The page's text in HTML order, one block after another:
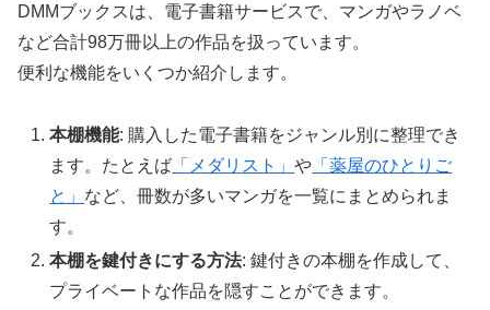
DMMブックスは、電子書籍サービスで、マンガやラノベ
など合計98万冊以上の作品を扱っています。
便利な機能をいくつか紹介します。
本棚機能: 購入した電子書籍をジャンル別に整理でき
ます。たとえば 「メダリスト」や 「薬屋のひとりご
と」 など、冊数が多いマンガを一覧にまとめられま
す。
本棚を鍵付きにする方法: 鍵付きの本棚を作成して、
プライベートな作品を隠すことができます。